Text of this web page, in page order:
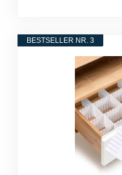
BESTSELLER NR. 3